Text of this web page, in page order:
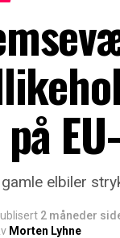
elbiler
2 måneder
Morten Lyhne